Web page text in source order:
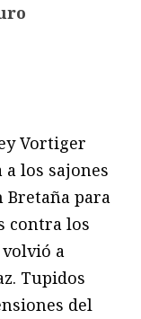
Vortiger
los sajones
Bretaña para
contra los
a
Tupidos
del